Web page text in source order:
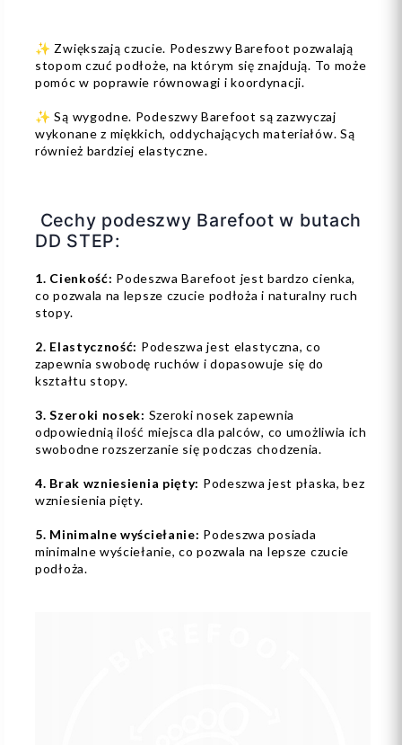
✨ Zwiększają czucie. Podeszwy Barefoot pozwalają
stopom czuć podłoże, na którym się znajdują. To może
pomóc w poprawie równowagi i koordynacji.
✨ Są wygodne. Podeszwy Barefoot są zazwyczaj
wykonane z miękkich, oddychających materiałów. Są
również bardziej elastyczne.
Cechy podeszwy Barefoot w butach
DD STEP:
1. Cienkość: Podeszwa Barefoot jest bardzo cienka,
co pozwala na lepsze czucie podłoża i naturalny ruch
stopy.
2. Elastyczność: Podeszwa jest elastyczna, co
zapewnia swobodę ruchów i dopasowuje się do
kształtu stopy.
3. Szeroki nosek: Szeroki nosek zapewnia
odpowiednią ilość miejsca dla palców, co umożliwia ich
swobodne rozszerzanie się podczas chodzenia.
4. Brak wzniesienia pięty: Podeszwa jest płaska, bez
wzniesienia pięty.
5. Minimalne wyściełanie: Podeszwa posiada
minimalne wyściełanie, co pozwala na lepsze czucie
podłoża.